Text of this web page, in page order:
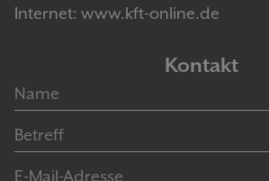
Internet: www.kft-online.de
Kontakt